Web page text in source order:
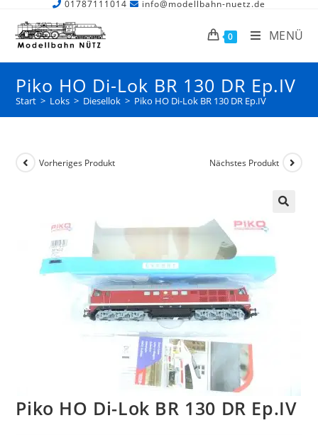
01787111014 info@modellbahn-nuetz.de
0 MENÜ
Piko HO Di-Lok BR 130 DR Ep.IV
Start > Loks > Diesellok > Piko HO Di-Lok BR 130 DR Ep.IV
Vorheriges Produkt Nächstes Produkt
Piko HO Di-Lok BR 130 DR Ep.IV